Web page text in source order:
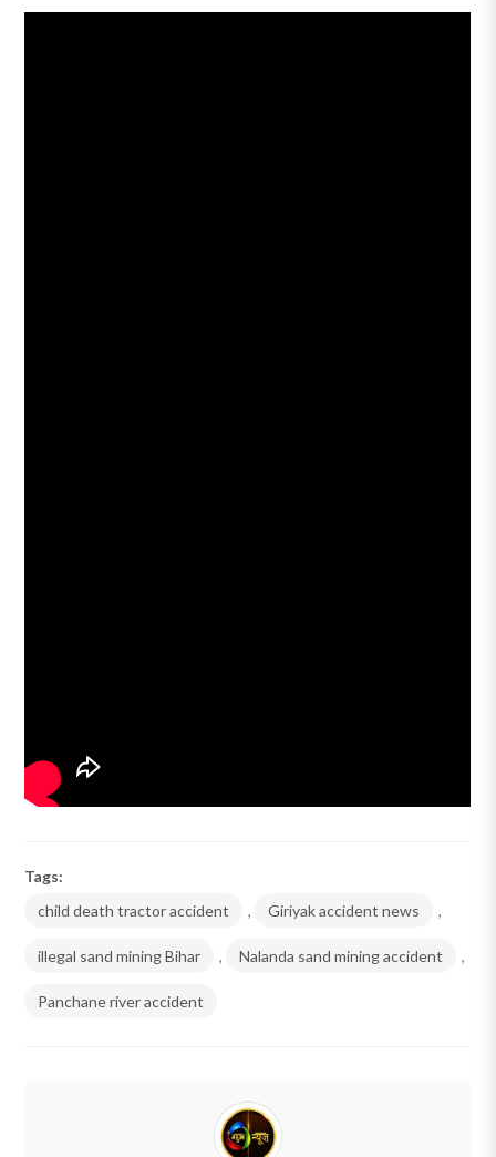
Tags:
child death tractor accident
, Giriyak accident news ,
illegal sand mining Bihar , Nalanda sand mining accident ,
Panchane river accident